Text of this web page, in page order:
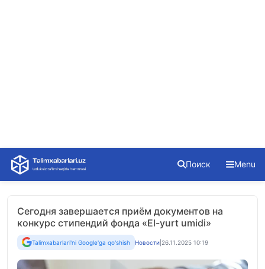
Skip
content
Поиск Menu
Сегодня завершается приём документов на
конкурс стипендий фонда «El-yurt umidi»
Talimxabarlari'ni Google'ga qo'shish Новости 26.11.2025 10:19